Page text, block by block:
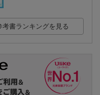
考書ランキングを見る